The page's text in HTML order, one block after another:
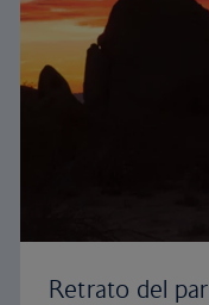
Retrato del